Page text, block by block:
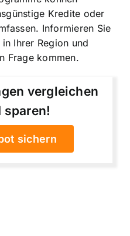
Kredite oder
Informieren Sie
Ihrer Region und
Frage kommen.
vergleichen
sparen!
sichern